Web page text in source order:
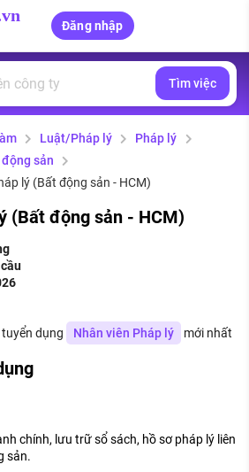
Đăng nhập
đầu
Net
cá nhân
Tìm việc
Luật/Pháp lý
Pháp lý
sản
lý (Bất động sản - HCM)
(Bất động sản - HCM)
dụng Nhân viên Pháp lý mới nhất
chính, lưu trữ sổ sách, hồ sơ pháp lý liên
sản.